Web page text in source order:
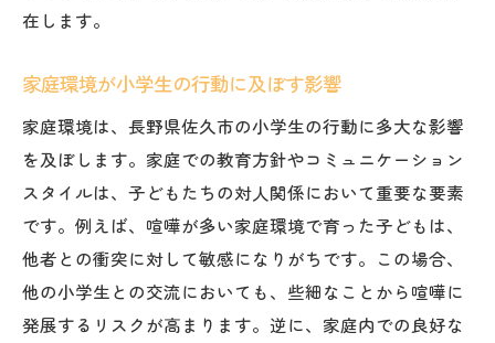
不足
集団内での孤立感が他害行為に繋がる時
佐久市の小学生が喧嘩を通じて学ぶ成長のプロ
セス
喧嘩を通じて学ぶ感情のコントロール
対立を通して得られる自己理解の深まり
他者との意見の違いを尊重する力
在します。
家庭環境が小学生の行動に及ぼす影響
家庭環境は、長野県佐久市の小学生の行動に多大な影響
を及ぼします。家庭での教育方針やコミュニケーション
スタイルは、子どもたちの対人関係において重要な要素
です。例えば、喧嘩が多い家庭環境で育った子どもは、
他者との衝突に対して敏感になりがちです。この場合、
他の小学生との交流においても、些細なことから喧嘩に
発展するリスクが高まります。逆に、家庭内での良好な